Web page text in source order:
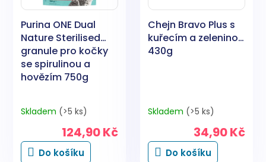
Purina ONE Dual
Nature Sterilised
granule pro kočky
se spirulinou a
hovězím 750g
Skladem (>5 ks)
124,90 Kč
Do košíku
Chejn Bravo Plus s
kuřecím a zeleninou
430g
Skladem (>5 ks)
34,90 Kč
Do košíku